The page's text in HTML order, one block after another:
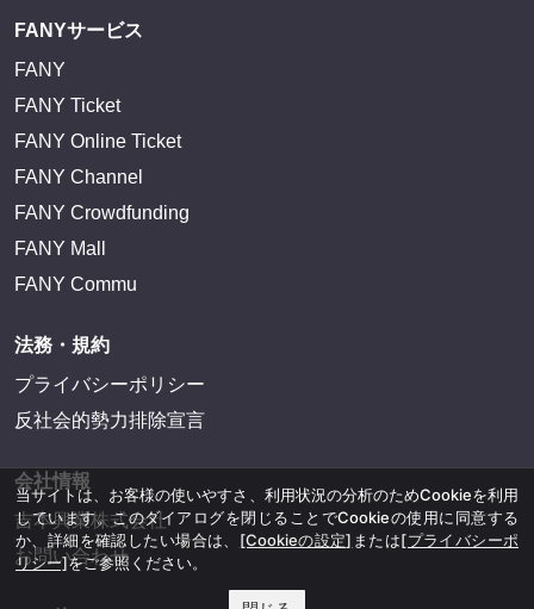
FANYサービス
FANY
FANY Ticket
FANY Online Ticket
FANY Channel
FANY Crowdfunding
FANY Mall
FANY Commu
法務・規約
プライバシーポリシー
反社会的勢力排除宣言
会社情報
吉本興業株式会社
お問い合わせ
当サイトは、お客様の使いやすさ、利用状況の分析のためCookieを利用
しています。このダイアログを閉じることでCookieの使用に同意する
か、詳細を確認したい場合は、 [Cookieの設定] または[プライバシーポ
リシー]をご参照ください。